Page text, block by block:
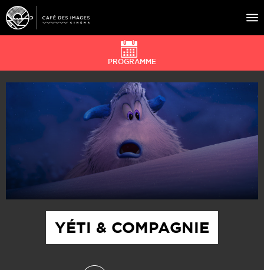
À L’AFFICHE
ÉVÉNEMENTS
CAFÉ DU CINÉ
PRATIQUE
ÉDUCATION AUX IMAGES
YÉTI & COMPAGNIE
PROGRAMME